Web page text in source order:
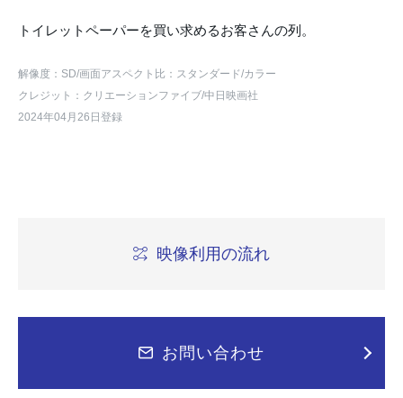
トイレットペーパーを買い求めるお客さんの列。
解像度：SD/画面アスペクト比：スタンダード/カラー
クレジット：クリエーションファイブ/中日映画社
2024年04月26日登録
映像利用の流れ
お問い合わせ